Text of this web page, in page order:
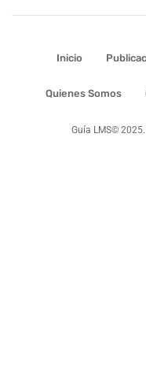
Inicio
Quienes Somos
Guía LMS©